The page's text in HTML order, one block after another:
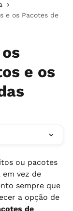
e os Pacotes de
e os
ou pacotes
em vez de
sempre que
a opção de
de